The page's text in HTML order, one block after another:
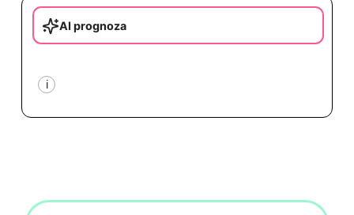
AI prognoza
i